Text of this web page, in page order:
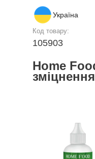
Україна
Код товару:
105903
Home